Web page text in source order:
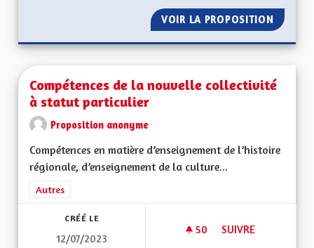
VOIR LA PROPOSITION PÔLE
Compétences de la nouvelle collectivité
à statut particulier
Proposition anonyme
Compétences en matière d’enseignement de l’histoire
régionale, d’enseignement de la culture...
Filtrer les résultats de la catégorie : Autres
Autres
CRÉÉ LE
12/07/2023
50 50 ABONNÉS
SUIVRE